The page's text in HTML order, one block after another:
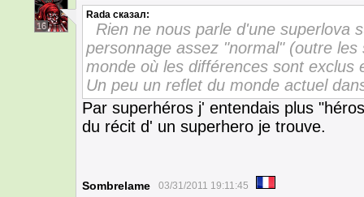
16
Rada сказал:
Rien ne nous parle d'une superlova
personnage assez "normal" (outre
monde où les différences sont exclus
Un peu un reflet du monde actuel
Par superhéros j' entendais plus
du récit d' un superhero je trouve.
Sombrelame 03/31/2011 19:11:45